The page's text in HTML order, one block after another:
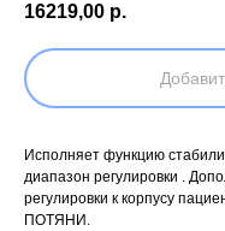
16219,00 р.
Исполняет функцию
диапазон регулировки .
регулировки к корпусу
ПОТЯНИ.